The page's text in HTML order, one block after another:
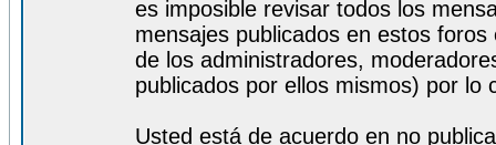
es imposible revisar todos los
mensajes publicados en estos
de los administradores,
publicados por ellos mismos) por lo
Usted está de acuerdo en no